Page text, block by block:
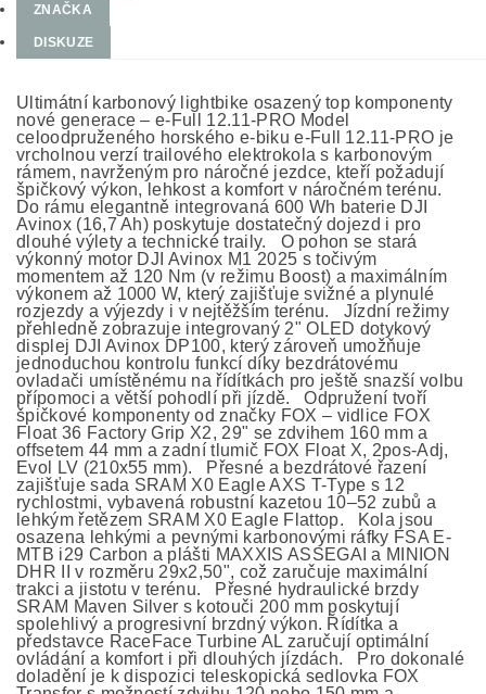
ZNAČKA
DISKUZE
Ultimátní karbonový lightbike osazený top komponenty
nové generace – e-Full 12.11-PRO Model
celoodpruženého horského e-biku e-Full 12.11-PRO je
vrcholnou verzí trailového elektrokola s karbonovým
rámem, navrženým pro náročné jezdce, kteří požadují
špičkový výkon, lehkost a komfort v náročném terénu.
Do rámu elegantně integrovaná 600 Wh baterie DJI
Avinox (16,7 Ah) poskytuje dostatečný dojezd i pro
dlouhé výlety a technické traily. O pohon se stará
výkonný motor DJI Avinox M1 2025 s točivým
momentem až 120 Nm (v režimu Boost) a maximálním
výkonem až 1000 W, který zajišťuje svižné a plynulé
rozjezdy a výjezdy i v nejtěžším terénu. Jízdní režimy
přehledně zobrazuje integrovaný 2" OLED dotykový
displej DJI Avinox DP100, který zároveň umožňuje
jednoduchou kontrolu funkcí díky bezdrátovému
ovladači umístěnému na řídítkách pro ještě snazší volbu
přípomoci a větší pohodlí při jízdě. Odpružení tvoří
špičkové komponenty od značky FOX – vidlice FOX
Float 36 Factory Grip X2, 29" se zdvihem 160 mm a
offsetem 44 mm a zadní tlumič FOX Float X, 2pos-Adj,
Evol LV (210x55 mm). Přesné a bezdrátové řazení
zajišťuje sada SRAM X0 Eagle AXS T-Type s 12
rychlostmi, vybavená robustní kazetou 10–52 zubů a
lehkým řetězem SRAM X0 Eagle Flattop. Kola jsou
osazena lehkými a pevnými karbonovými ráfky FSA E-
MTB i29 Carbon a plášti MAXXIS ASSEGAI a MINION
DHR II v rozměru 29x2,50", což zaručuje maximální
trakci a jistotu v terénu. Přesné hydraulické brzdy
SRAM Maven Silver s kotouči 200 mm poskytují
spolehlivý a progresivní brzdný výkon. Řídítka a
představce RaceFace Turbine AL zaručují optimální
ovládání a komfort i při dlouhých jízdách. Pro dokonalé
doladění je k dispozici teleskopická sedlovka FOX